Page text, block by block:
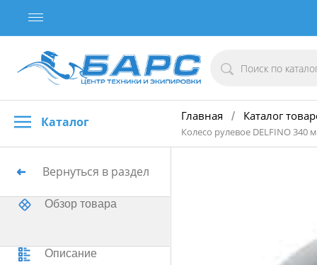
Каталог Главная / Каталог
Колесо рулевое DELFINO 340
Вернуться в раздел
Обзор товара
Описание